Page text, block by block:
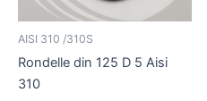
AISI 310 /310S
Rondelle din 125 D 5 Aisi
310